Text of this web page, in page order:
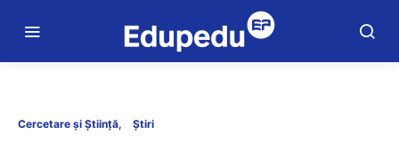
Cercetare și Știință Știri